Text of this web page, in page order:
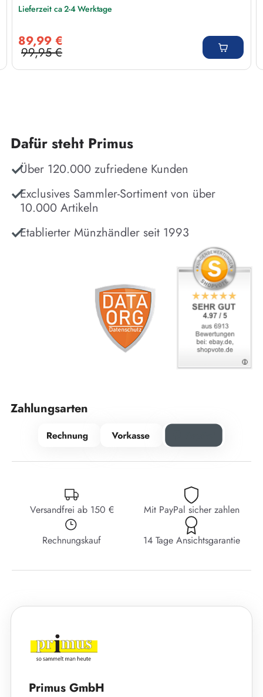
Lieferzeit ca 2-4 Werktage
89,99 €
Regulärer Preis:
99,95 €
Dafür steht Primus
Über 120.000 zufriedene Kunden
Exclusives Sammler-Sortiment von über
10.000 Artikeln
Etablierter Münzhändler seit 1993
Zahlungsarten
Versandfrei ab 150 € Mit PayPal sicher zahlen
Rechnungskauf 14 Tage Ansichtsgarantie
Primus GmbH